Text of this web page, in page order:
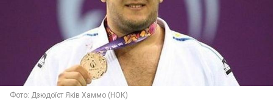
Фото: Дзюдоїст Яків Хаммо (НОК)